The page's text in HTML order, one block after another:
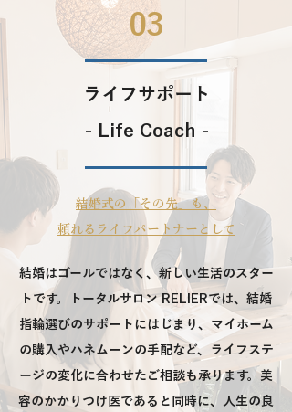
03
ライフサポート
- Life Coach -
結婚式の「その先」も、
頼れるライフパートナーとして
結婚はゴールではなく、新しい生活のスター
トです。トータルサロン RELIERでは、結婚
指輪選びのサポートにはじまり、マイホーム
の購入やハネムーンの手配など、ライフステ
ージの変化に合わせたご相談も承ります。美
容のかかりつけ医であると同時に、人生の良